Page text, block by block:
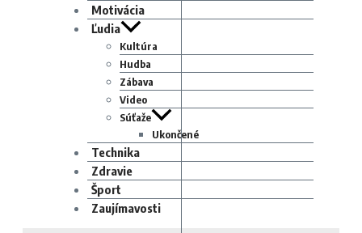
Motivácia
Ľudia
Kultúra
Hudba
Zábava
Video
Súťaže
Ukončené
Technika
Zdravie
Šport
Zaujímavosti